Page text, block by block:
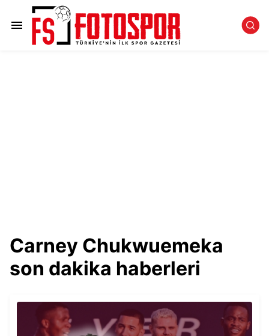
Carney Chukwuemeka
son dakika haberleri